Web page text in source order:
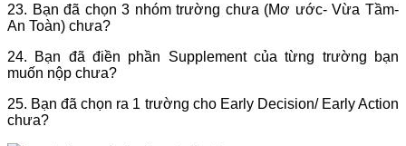
23. Bạn đã chọn 3 nhóm trường chưa (Mơ ước- Vừa Tầm-
An Toàn) chưa?
24. Bạn đã điền phần Supplement của từng trường bạn
muốn nộp chưa?
25. Bạn đã chọn ra 1 trường cho Early Decision/ Early Action
chưa?